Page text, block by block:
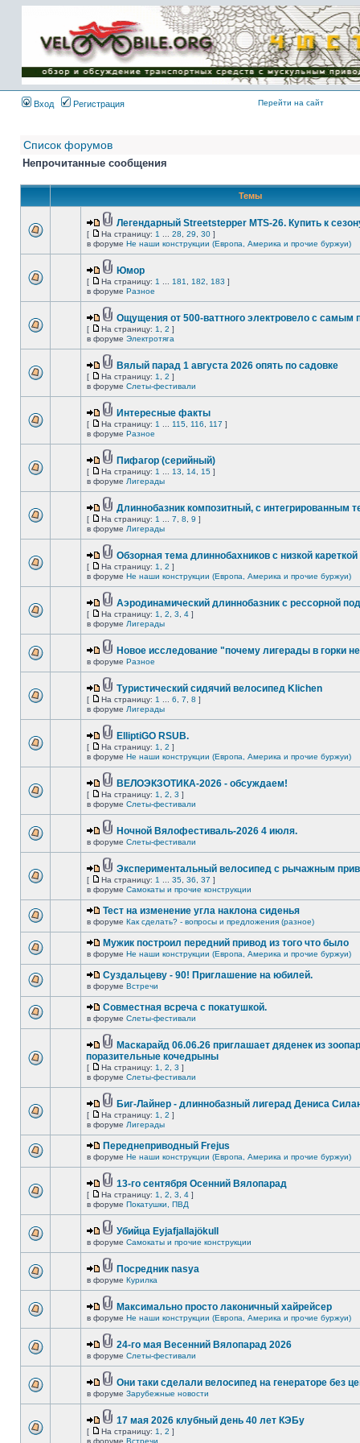
Имя пользователя:
Пароль:
{ LOG_ME_IN_SHORT
}
Вход
Регистрация Перейти на сайт
Список форумов
Непрочитанные сообщения
Темы
Легендарный Streetstepper MTS-26. Купить к
[ На страницу: 1 28 29 30 ]
в форуме Не наши конструкции (Европа, Америка и прочие буржуи)
Юмор
[ На страницу: 1 181 182 183 ]
в форуме Разное
Ощущения от 500-ваттного электровело с самым
[ На страницу: 1 2 ]
в форуме Электротяга
Вялый парад 1 августа 2026 опять по садовке
[ На страницу: 1 2 ]
в форуме Слеты-фестивали
Интересные факты
[ На страницу: 1 115 116 117 ]
в форуме Разное
Пифагор (серийный)
[ На страницу: 1 13 14 15 ]
в форуме Лигерады
Длиннобазник композитный, с интегрированным
[ На страницу: 1 7 8 9 ]
в форуме Лигерады
Обзорная тема длиннобахников с низкой кареткой
[ На страницу: 1 2 ]
в форуме Не наши конструкции (Европа, Америка и прочие буржуи)
Аэродинамический длиннобазник с рессорной
[ На страницу: 1 2 3 4 ]
в форуме Лигерады
Новое исследование "почему лигерады в горки
в форуме Разное
Туристический сидячий велосипед Klichen
[ На страницу: 1 6 7 8 ]
в форуме Лигерады
ElliptiGO RSUB.
[ На страницу: 1 2 ]
в форуме Не наши конструкции (Европа, Америка и прочие буржуи)
ВЕЛОЭКЗОТИКА-2026 - обсуждаем!
[ На страницу: 1 2 3 ]
в форуме Слеты-фестивали
Ночной Вялофестиваль-2026 4 июля.
в форуме Слеты-фестивали
Экспериментальный велосипед с рычажным
[ На страницу: 1 35 36 37 ]
в форуме Самокаты и прочие конструкции
Тест на изменение угла наклона сиденья
в форуме Как сделать? - вопросы и предложения (разное)
Мужик построил передний привод из того что было
в форуме Не наши конструкции (Европа, Америка и прочие буржуи)
Суздальцеву - 90! Приглашение на юбилей.
в форуме Встречи
Совместная всреча с покатушкой.
в форуме Слеты-фестивали
Маскарайд 06.06.26 приглашает дяденек из
поразительные кочедрыны
[ На страницу: 1 2 3 ]
в форуме Слеты-фестивали
Биг-Лайнер - длиннобазный лигерад Дениса
[ На страницу: 1 2 ]
в форуме Лигерады
Переднеприводный Frejus
в форуме Не наши конструкции (Европа, Америка и прочие буржуи)
13-го сентября Осенний Вялопарад
[ На страницу: 1 2 3 4 ]
в форуме Покатушки, ПВД
Убийца Eyjafjallajökull
в форуме Самокаты и прочие конструкции
Посредник nasya
в форуме Курилка
Максимально просто лаконичный хайрейсер
в форуме Не наши конструкции (Европа, Америка и прочие буржуи)
24-го мая Весенний Вялопарад 2026
в форуме Слеты-фестивали
Они таки сделали велосипед на генераторе без
в форуме Зарубежные новости
17 мая 2026 клубный день 40 лет КЭБу
[ На страницу: 1 2 ]
в форуме Встречи